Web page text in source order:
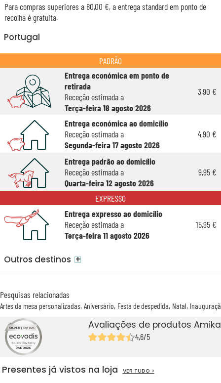
Para compras superiores a 80,00 €, a entrega standard em ponto de
recolha é gratuita.
Portugal
PADRÃO
Entrega económica em ponto de
retirada
Receção estimada a
Terça-feira 18 agosto 2026
3,90 €
Entrega económica ao domicílio
Receção estimada a
Segunda-feira 17 agosto 2026
4,90 €
Entrega padrão ao domicílio
Receção estimada a
Quarta-feira 12 agosto 2026
9,95 €
EXPRESSO
Entrega expresso ao domicílio
Receção estimada a
Terça-feira 11 agosto 2026
15,95 €
Outros destinos +
Pesquisas relacionadas
Artes da mesa personalizadas Aniversário Festa de despedida Natal
Avaliações de produtos
4,6/5
Presentes já vistos na loja VER TUDO >